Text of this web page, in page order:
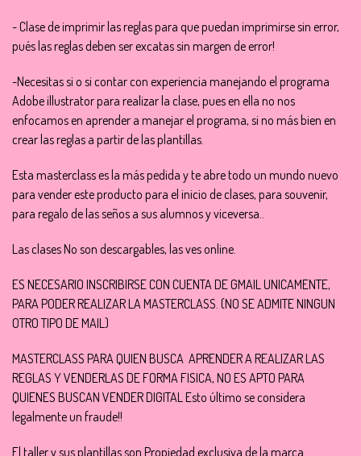
- Clase de imprimir las reglas para que puedan imprimirse sin error,
pués las reglas deben ser excatas sin margen de error!
-Necesitas si o si contar con experiencia manejando el programa
Adobe illustrator para realizar la clase, pues en ella no nos
enfocamos en aprender a manejar el programa, si no más bien en
crear las reglas a partir de las plantillas.
Esta masterclass es la más pedida y te abre todo un mundo nuevo
para vender este producto para el inicio de clases, para souvenir,
para regalo de las seños a sus alumnos y viceversa..
Las clases No son descargables, las ves online.
ES NECESARIO INSCRIBIRSE CON CUENTA DE GMAIL UNICAMENTE,
PARA PODER REALIZAR LA MASTERCLASS. (NO SE ADMITE NINGUN
OTRO TIPO DE MAIL)
MASTERCLASS PARA QUIEN BUSCA APRENDER A REALIZAR LAS
REGLAS Y VENDERLAS DE FORMA FISICA, NO ES APTO PARA
QUIENES BUSCAN VENDER DIGITAL Esto último se considera
legalmente un fraude!!
El taller y sus plantillas son Propiedad exclusiva de la marca